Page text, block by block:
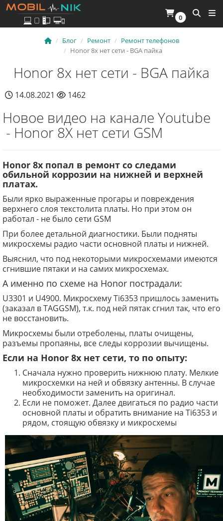
0
Блог Ремонт
Ремонт телефонов
Honor 8x нет сети - BGA пайка
Honor 8x нет сети - BGA пайка
14.08.2021 1462
Новое видео на канале Youtube
- Honor 8X нет сети GSM
Honor 8x попал в ремонт со следами
обильной коррозии на нижней и верхней
платах.
Были ярко выраженные прогары и повреждения
верхнего слоя текстолита платы. Но при этом он
работал - не было сети GSM
При более детальной диагностики. Были подняты
микросхемы радио части основной платы и нижней.
Выяснил, что под некоторыми микросхемами имеются
сгнившие пятаки и на самих микросхемах.
А именно по схеме на Honor пострадали:
U3301 и U4900. Микросхему Ti6353 пришлось заменить
(заказал в TAGGSM), т.к. под ней пятак сгнил так, что его
не восстановить.
Микросхемы были отреболены, платы очищены,
разъемы пропаяны, все следы коррозии вычищены.
Если на Honor 8x нет сети, то по опыту:
Сначала нужно проверить нижнюю плату. Мелкие
микросхемки на ней и обвязку антенны. В случае
необходимости заменить на оригинал.
Если не поможет. Далее двигаться по радио части
основной платы и обратить внимание на Ti6353 и
рядом, стоящую обвязку и микросхемы